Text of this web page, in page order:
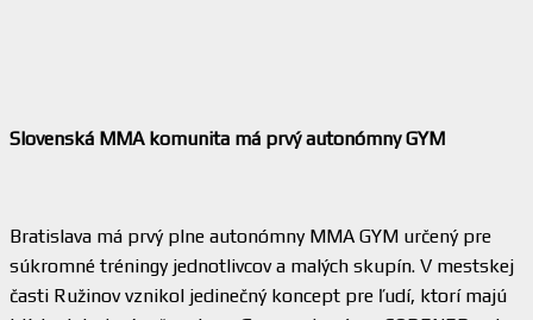
Slovenská MMA komunita má prvý autonómny GYM
Bratislava má prvý plne autonómny MMA GYM určený pre
súkromné tréningy jednotlivcov a malých skupín. V mestskej
časti Ružinov vznikol jedinečný koncept pre ľudí, ktorí majú